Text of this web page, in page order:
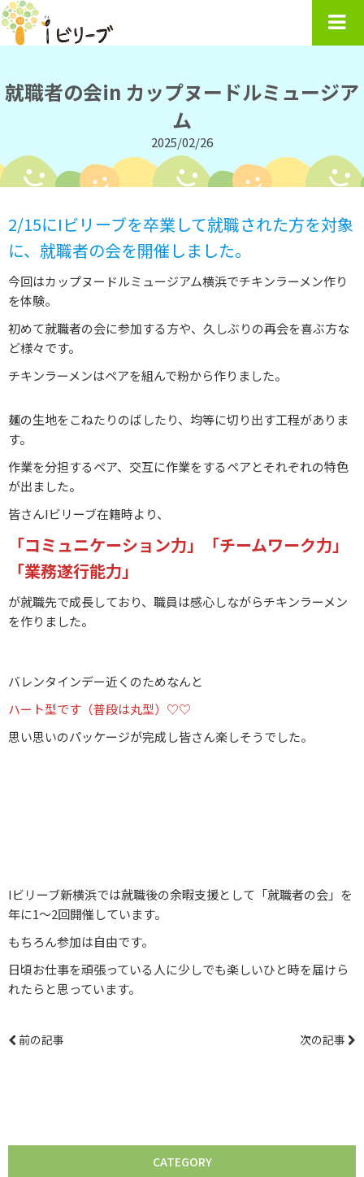
就職者の会in カップヌードルミュージア
ム
2025/02/26
2/15にIビリーブを卒業して就職された方を対象
に、就職者の会を開催しました。
今回はカップヌードルミュージアム横浜でチキンラーメン作り
を体験。
初めて就職者の会に参加する方や、久しぶりの再会を喜ぶ方な
ど様々です。
チキンラーメンはペアを組んで粉から作りました。
麺の生地をこねたりのばしたり、均等に切り出す工程がありま
す。
作業を分担するペア、交互に作業をするペアとそれぞれの特色
が出ました。
皆さんIビリーブ在籍時より、
「コミュニケーション力」「チームワーク力」
「業務遂行能力」
が就職先で成長しており、職員は感心しながらチキンラーメン
を作りました。
バレンタインデー近くのためなんと
ハート型です（普段は丸型）♡♡
思い思いのパッケージが完成し皆さん楽しそうでした。
Iビリーブ新横浜では就職後の余暇支援として「就職者の会」を
年に1～2回開催しています。
もちろん参加は自由です。
日頃お仕事を頑張っている人に少しでも楽しいひと時を届けら
れたらと思っています。
前の記事 次の記事
CATEGORY